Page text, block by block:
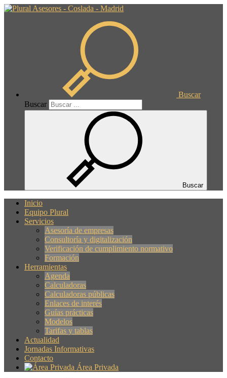
Buscar
Buscar
Buscar
Inicio
Equipo Plural
Servicios
Asesoría de empresas
Consultoría y digitalización
Verificación de cumplimiento normativo
Formación
Herramientas
Agenda
Calculadoras
Calculadoras públicas
Enlaces de interés
Guías prácticas
Modelos
Tarifas y tablas
Actualidad
Jornadas Informativas
Contacto
Área Privada